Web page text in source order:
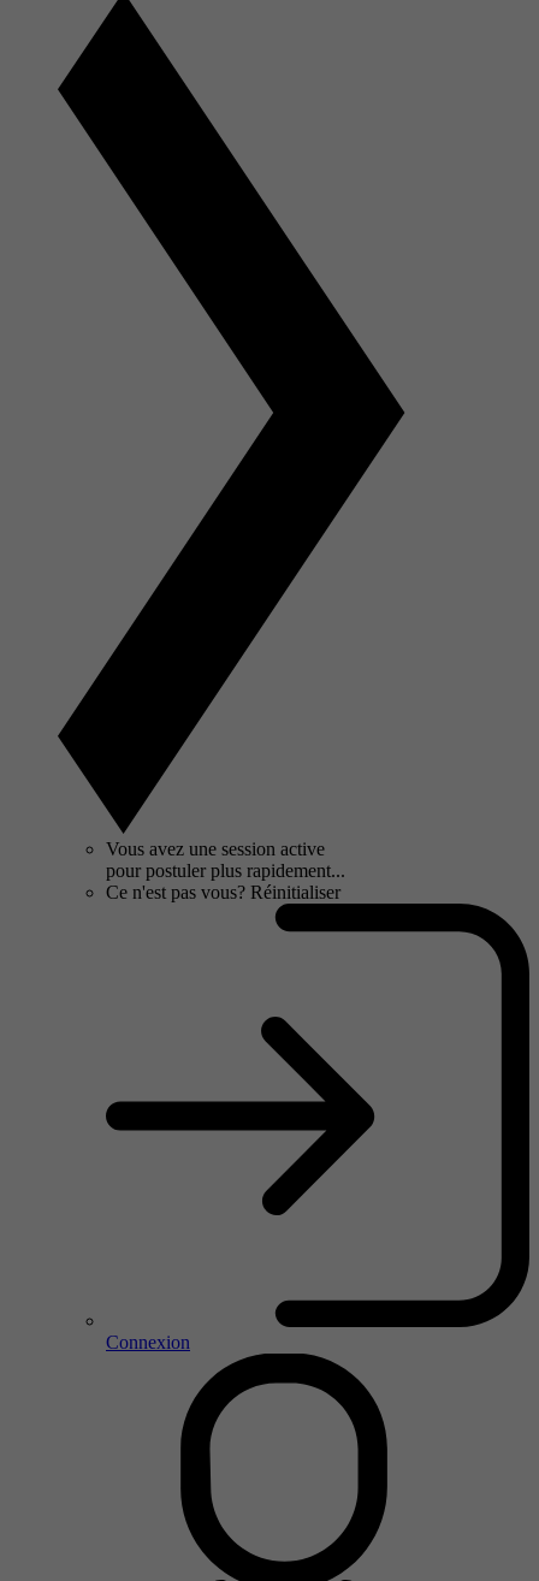
Vous avez une session active
pour postuler plus rapidement...
Ce n'est pas vous? Réinitialiser
Connexion